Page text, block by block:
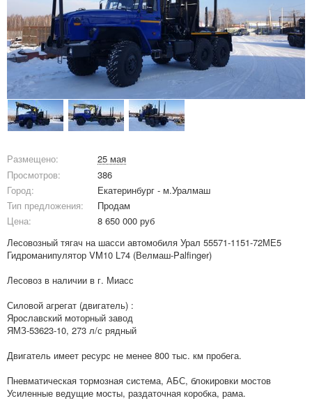
Размещено:
25 мая
Просмотров:
386
Город:
Екатеринбург - м.Уралмаш
Тип предложения:
Продам
Цена:
8 650 000 руб
Лесовозный тягач на шасси автомобиля Урал 55571-1151-72МЕ5
Гидроманипулятор VM10 L74 (Велмаш-Palfinger)
Лесовоз в наличии в г. Миасс
Силовой агрегат (двигатель) :
Ярославский моторный завод
ЯМЗ-53623-10, 273 л/с рядный
Двигатель имеет ресурс не менее 800 тыс. км пробега.
Пневматическая тормозная система, АБС, блокировки мостов
Усиленные ведущие мосты, раздаточная коробка, рама.